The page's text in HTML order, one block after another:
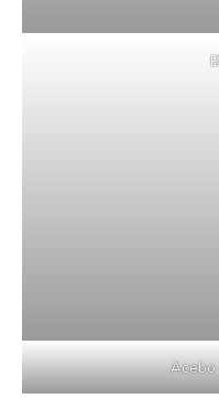
Acebo